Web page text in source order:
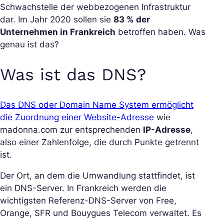
Schwachstelle der webbezogenen Infrastruktur
dar. Im Jahr 2020 sollen sie 83 % der
Unternehmen in Frankreich betroffen haben. Was
genau ist das?
Was ist das DNS?
Das DNS oder Domain Name System ermöglicht
die Zuordnung einer Website-Adresse wie
madonna.com zur entsprechenden IP-Adresse,
also einer Zahlenfolge, die durch Punkte getrennt
ist.
Der Ort, an dem die Umwandlung stattfindet, ist
ein DNS-Server. In Frankreich werden die
wichtigsten Referenz-DNS-Server von Free,
Orange, SFR und Bouygues Telecom verwaltet. Es